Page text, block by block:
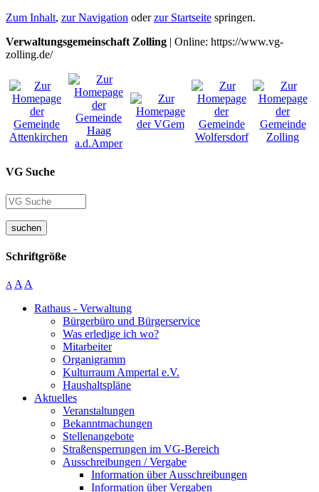
Zum Inhalt, zur Navigation oderzur Startseite springen.
Verwaltungsgemeinschaft Zolling | Online: https://www.vg-
zolling.de/
VG Suche
suchen
Schriftgröße
A A A
Rathaus - Verwaltung
Bürgerbüro und Bürgerservice
Was erledige ich wo?
Mitarbeiter
Organigramm
Kulturraum Ampertal e.V.
Haushaltspläne
Aktuelles
Veranstaltungen
Bekanntmachungen
Stellenangebote
Straßensperrungen im VG-Bereich
Ausschreibungen / Vergabe
Information über Ausschreibungen
Information über Vergaben